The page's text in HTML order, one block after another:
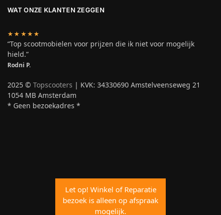
Let op! Winkel of Reparatie
bezoek is alleen op afspraak
mogelijk.
WAT ONZE KLANTEN ZEGGEN
★★★★★
“Top scootmobielen voor prijzen die ik niet voor mogelijk
hield.”
Rodni P.
2025 © Topscooters | KVK: 34330690 Amstelveenseweg 21
1054 MB Amsterdam
* Geen bezoekadres *